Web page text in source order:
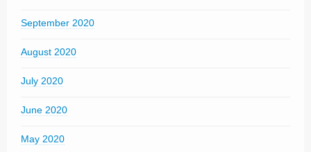
September 2020
August 2020
July 2020
June 2020
May 2020